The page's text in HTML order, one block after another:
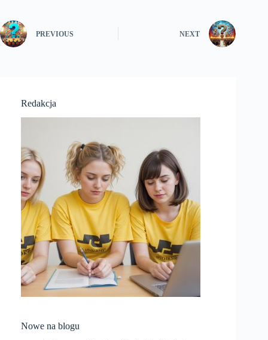
PREVIOUS NEXT
Redakcja
Nowe na blogu